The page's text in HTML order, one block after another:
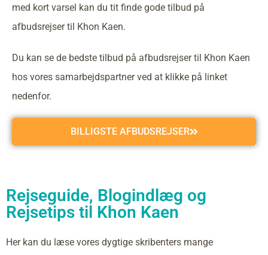
med kort varsel kan du tit finde gode tilbud på
afbudsrejser til Khon Kaen.
Du kan se de bedste tilbud på afbudsrejser til Khon Kaen
hos vores samarbejdspartner ved at klikke på linket
nedenfor.
BILLIGSTE AFBUDSREJSER
Rejseguide, Blogindlæg og
Rejsetips til Khon Kaen
Her kan du læse vores dygtige skribenters mange